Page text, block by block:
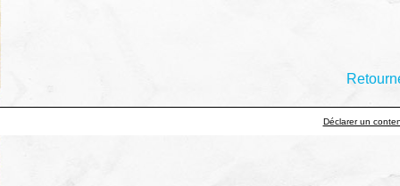
Déclarer un